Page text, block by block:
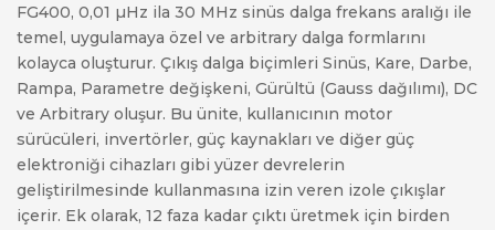
FG400, 0,01 µHz ila 30 MHz sinüs dalga frekans aralığı ile
temel, uygulamaya özel ve arbitrary dalga formlarını
kolayca oluşturur. Çıkış dalga biçimleri Sinüs, Kare, Darbe,
Rampa, Parametre değişkeni, Gürültü (Gauss dağılımı), DC
ve Arbitrary oluşur. Bu ünite, kullanıcının motor
sürücüleri, invertörler, güç kaynakları ve diğer güç
elektroniği cihazları gibi yüzer devrelerin
geliştirilmesinde kullanmasına izin veren izole çıkışlar
içerir. Ek olarak, 12 faza kadar çıktı üretmek için birden